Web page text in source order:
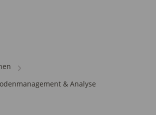
& Analyse